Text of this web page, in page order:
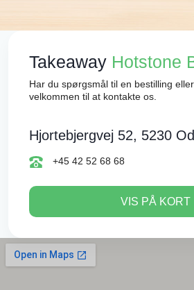
Takeaway Hotstone
Har du spørgsmål til en bestilling
velkommen til at kontakte os.
Hjortebjergvej 52, 5230
+45 42 52 68 68
VIS PÅ KORT